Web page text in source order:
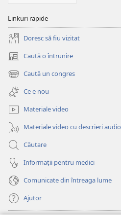
Linkuri rapide
Doresc să fiu vizitat
Caută o întrunire
(se
deschide
o
fereastră
nouă)
Caută un congres
(se
deschide
o
fereastră
nouă)
Ce e nou
Materiale video
Materiale video cu descrieri audio
Căutare
Informații pentru medici
Comunicate din întreaga lume
Ajutor